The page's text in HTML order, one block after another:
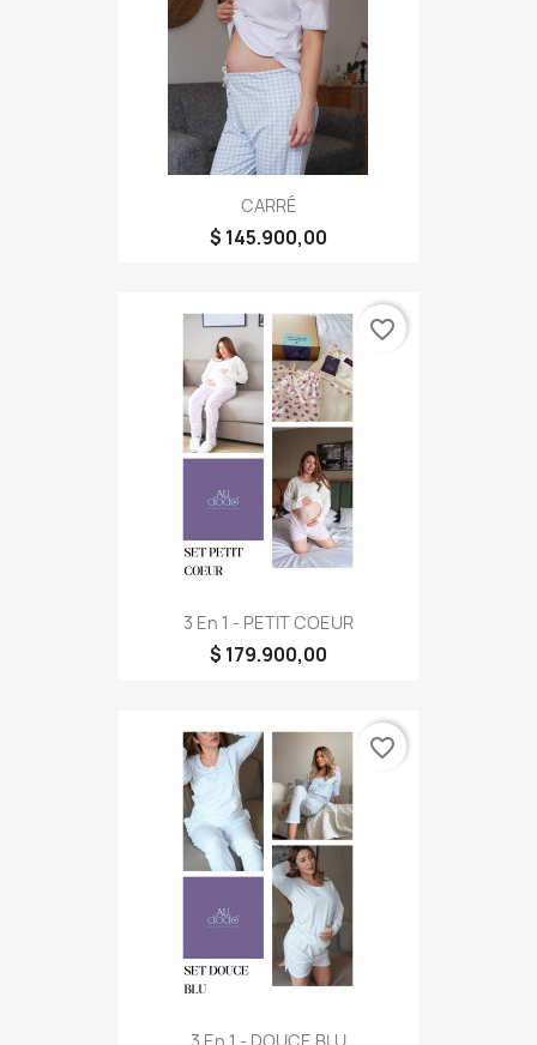
CARRÉ
$ 145.900,00
3 En 1 - PETIT COEUR
$ 179.900,00
favorite_border
3 En 1 - DOUCE BLU
favorite_border